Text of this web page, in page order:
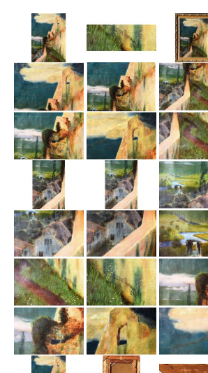
Karl Otto Hy
Emma Joos
Paul Segieth
Richard Sprick
Weitere Künstler 1900-1945
Kunst nach 1945
Helmut Diekmann
Hermann Dieste
August Lange-Brock
Ludwig (Luis) Neu
Ferdinand Springer
Arne Siegfried